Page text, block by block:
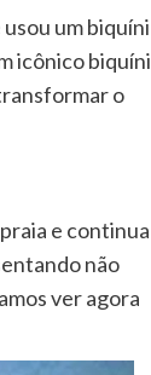
usou um biquíni
icônico biquíni
o
e continua
não
ver agora